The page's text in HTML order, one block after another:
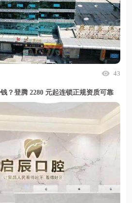
43
？登腾 2280 元起连锁正规资质可靠